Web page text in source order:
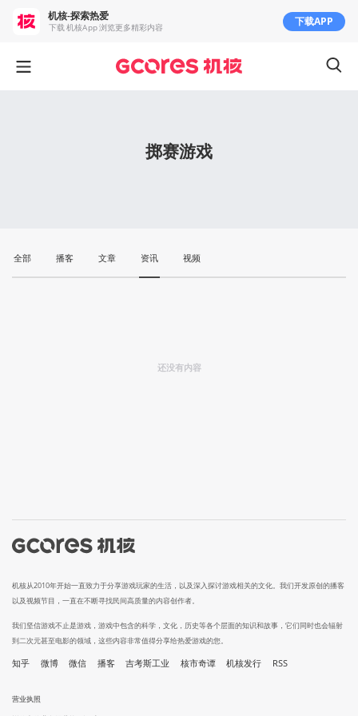
掷赛游戏
全部 播客 文章 资讯 视频
还没有内容
机核从2010年开始一直致力于分享游戏玩家的生活，以及深入探讨游戏相关的文化。我们开发原创的播客
以及视频节目，一直在不断寻找民间高质量的内容创作者。
我们坚信游戏不止是游戏，游戏中包含的科学，文化，历史等各个层面的知识和故事，它们同时也会辐射
到二次元甚至电影的领域，这些内容非常值得分享给热爱游戏的您。
知乎 微博 微信 播客 吉考斯工业 核市奇谭 机核发行 RSS
营业执照
机核-探索热爱
下载 机核App 浏览更多精彩内容 下载APP